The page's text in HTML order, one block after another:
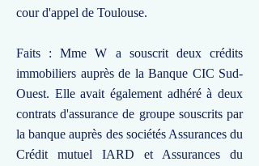
cour d'appel de Toulouse.
Faits : Mme W a souscrit deux crédits
immobiliers auprès de la Banque CIC Sud-
Ouest. Elle avait également adhéré à deux
contrats d'assurance de groupe souscrits par
la banque auprès des sociétés Assurances du
Crédit mutuel IARD et Assurances du